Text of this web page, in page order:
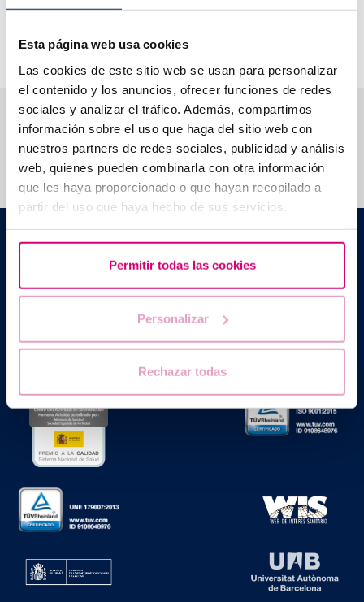
Esta página web usa cookies
Las cookies de este sitio web se usan para personalizar
el contenido y los anuncios, ofrecer funciones de redes
sociales y analizar el tráfico. Además, compartimos
información sobre el uso que haga del sitio web con
nuestros partners de redes sociales, publicidad y análisis
web, quienes pueden combinarla con otra información
que les haya proporcionado o que hayan recopilado a
partir del uso que haya hecho de sus servicios.
Permitir todas las cookies
Personalizar
Rechazar todas
de fécondation in vitro
Maladies génétiques
Nous vous aidons à trouver les réponses à vos
questions
Barcelona IVF
Edificio Planetarium
Escoles Pies, 103. 08017 Barcelona, España
+34 934 176 916
| info@bcnivf.com
Barcelona IVF est un établissement de santé homologué par la
Médicalement Assistée sous le nº E08050604.